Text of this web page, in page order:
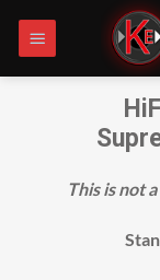
naar
inhoud
This is not